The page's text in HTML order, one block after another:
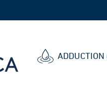
ADDUCTION